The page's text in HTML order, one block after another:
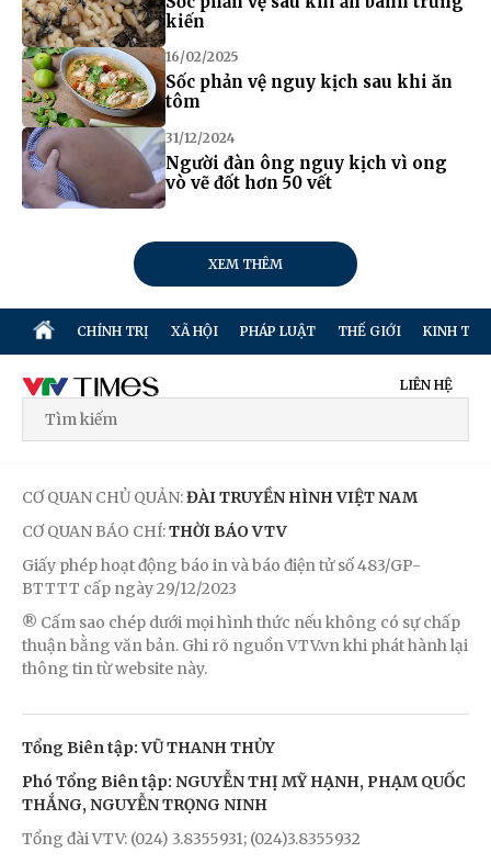
kiến
16/02/2025
Sốc phản vệ nguy kịch sau khi ăn
tôm
31/12/2024
Người đàn ông nguy kịch vì ong
vò vẽ đốt hơn 50 vết
XEM THÊM
CHÍNH TRỊ XÃ HỘI PHÁP LUẬT THẾ GIỚI KINH TẾ
LIÊN HỆ
CƠ QUAN CHỦ QUẢN:ĐÀI TRUYỀN HÌNH VIỆT NAM
CƠ QUAN BÁO CHÍ:THỜI BÁO VTV
Giấy phép hoạt động báo in và báo điện tử số 483/GP-
BTTTT cấp ngày 29/12/2023
® Cấm sao chép dưới mọi hình thức nếu không có sự chấp
thuận bằng văn bản. Ghi rõ nguồn VTV.vn khi phát hành lại
thông tin từ website này.
Tổng Biên tập: VŨ THANH THỦY
Phó Tổng Biên tập: NGUYỄN THỊ MỸ HẠNH, PHẠM QUỐC
THẮNG, NGUYỄN TRỌNG NINH
Tổng đài VTV: (024) 3.8355931; (024)3.8355932